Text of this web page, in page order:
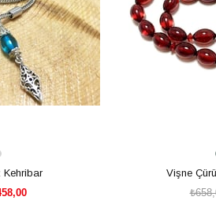
Kehribar
Vişne